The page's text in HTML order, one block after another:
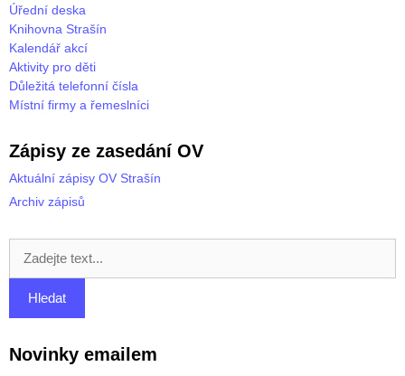
Úřední deska
Knihovna Strašín
Kalendář akcí
Aktivity pro děti
Důležitá telefonní čísla
Místní firmy a řemeslníci
Zápisy ze zasedání OV
Aktuální zápisy OV Strašín
Archiv zápisů
Novinky emailem